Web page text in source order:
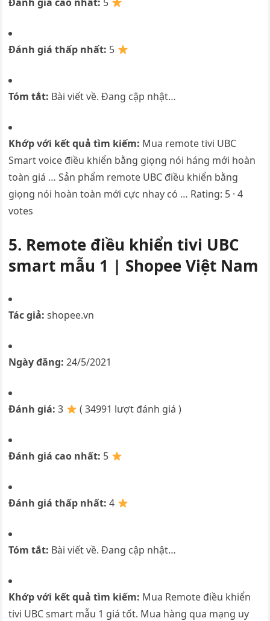
Đánh giá thấp nhất: 5
Tóm tắt: Bài viết về. Đang cập nhật…
Khớp với kết quả tìm kiếm: Mua remote tivi UBC
Smart voice điều khiển bằng giọng nói háng mới hoàn
toàn giá … Sản phẩm remote UBC điều khiển bằng
giọng nói hoàn toàn mới cực nhay có … Rating: 5 · ‎4
votes
5. Remote điều khiển tivi UBC
smart mẫu 1 | Shopee Việt Nam
Tác giả:shopee.vn
Ngày đăng:24/5/2021
Đánh giá:3 ( 34991 lượt đánh giá )
Đánh giá cao nhất: 5
Đánh giá thấp nhất:4
Tóm tắt: Bài viết về. Đang cập nhật…
Khớp với kết quả tìm kiếm: Mua Remote điều khiển
tivi UBC smart mẫu 1 giá tốt. Mua hàng qua mạng uy